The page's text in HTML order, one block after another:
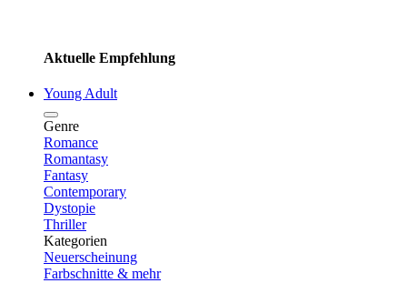
Aktuelle Empfehlung
Young Adult
Genre
Romance
Romantasy
Fantasy
Contemporary
Dystopie
Thriller
Kategorien
Neuerscheinung
Farbschnitte & mehr